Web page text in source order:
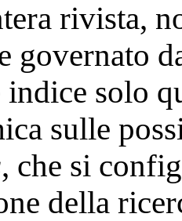
rivista,
governato
indice solo
sulle
, che si
della